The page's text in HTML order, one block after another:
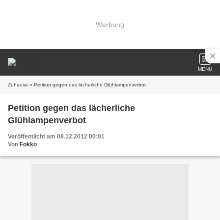
Werbung
MENU
Zuhause » Petition gegen das lächerliche Glühlampenverbot
Petition gegen das lächerliche
Glühlampenverbot
Veröffentlicht am 08.12.2012 00:01
Von Fokko